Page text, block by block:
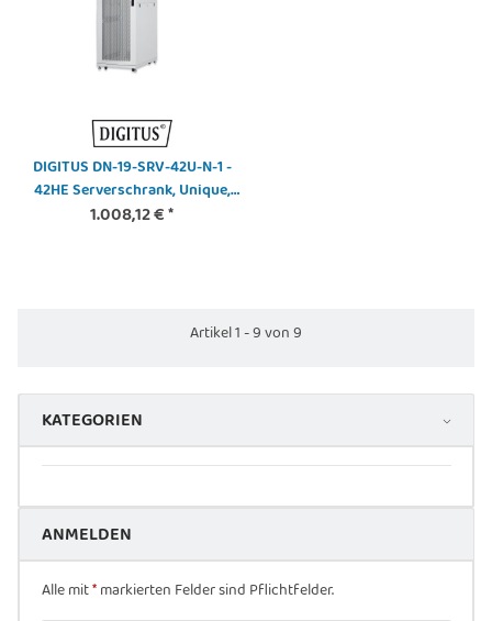
DIGITUS DN-19-SRV-42U-N-1 -
42HE Serverschrank, Unique,
2050x600x1000 mm perforierte
1.008,12 €*
Artikel 1 - 9 von 9
KATEGORIEN
ANMELDEN
Alle mit*markierten Felder sind Pflichtfelder.